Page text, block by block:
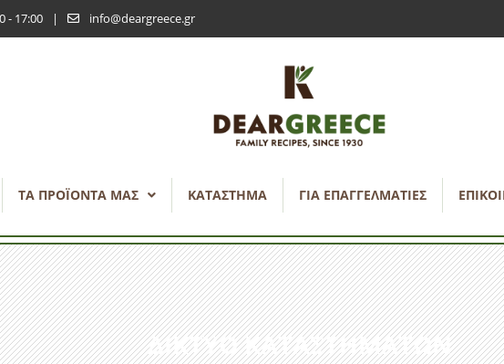
- 17:00 | info@deargreece.gr
ΤΑ ΠΡΟΪΌΝΤΑ ΜΑΣ ΚΑΤΆΣΤΗΜΑ ΓΙΑ ΕΠΑΓΓΕΛΜΑΤΊΕΣ
ΔΊΚΤΥΟ ΚΑΤΑΣΤΗΜΆΤΩΝ